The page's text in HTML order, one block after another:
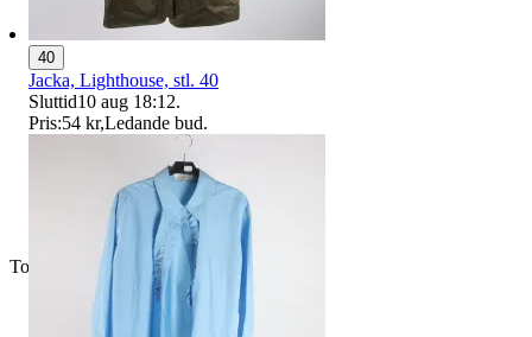
Toppsäljare
40
Jacka, Lighthouse, stl. 40
Sluttid10 aug 18:12.
Pris:54 kr,Ledande bud.